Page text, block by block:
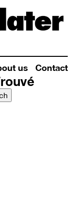
us Contact